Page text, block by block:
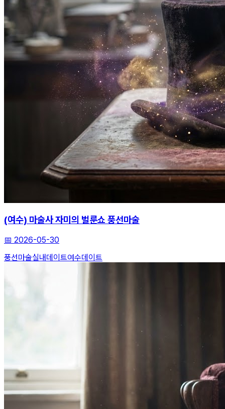
(여수) 마술사 자미의 벌룬쇼 풍선마술
📅 2026-05-30
풍선마술실내데이트여수데이트